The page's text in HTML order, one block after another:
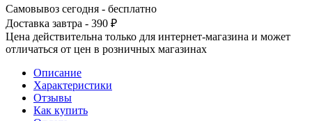
Самовывоз сегодня - бесплатно
Доставка завтра - 390 ₽
Цена действительна только для интернет-магазина и может
отличаться от цен в розничных магазинах
Описание
Характеристики
Отзывы
Как купить